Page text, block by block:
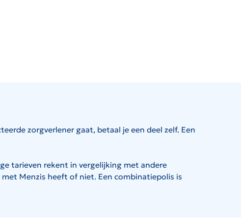
zorgverlener gaat, betaal je een deel zelf. Een
tarieven rekent in vergelijking met andere
Menzis heeft of niet. Een combinatiepolis is